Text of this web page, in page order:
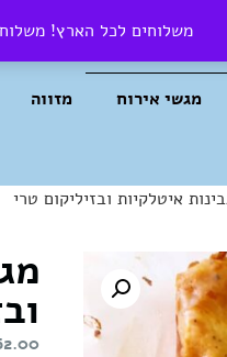
משלוחים לכל הארץ!
מגשי אירוח מזווה
איטלקיות ובזיליקום טרי